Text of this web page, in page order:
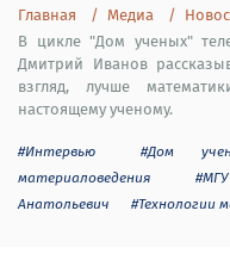
Главная Медиа
В цикле "Дом ученых"
Дмитрий Иванов
взгляд, лучше
настоящему ученому.
#Интервью #Дом
материаловедения
#МГУ
Анатольевич
#Технологии